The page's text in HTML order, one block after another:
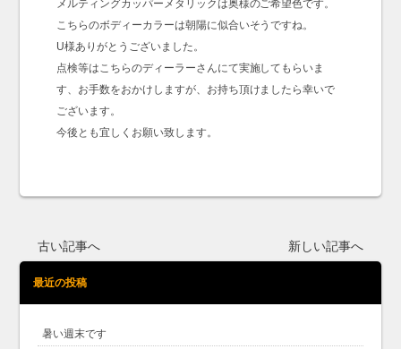
メルティングカッパーメタリックは奥様のご希望色です。
こちらのボディーカラーは朝陽に似合いそうですね。
U様ありがとうございました。
点検等はこちらのディーラーさんにて実施してもらいま
す、お手数をおかけしますが、お持ち頂けましたら幸いで
ございます。
今後とも宜しくお願い致します。
古い記事へ 新しい記事へ
最近の投稿
暑い週末です